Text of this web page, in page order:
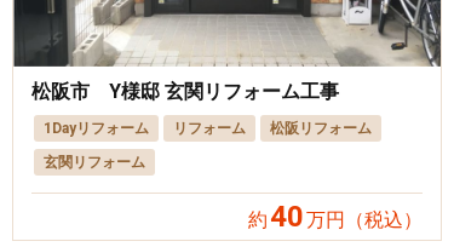
松阪市 Y様邸 玄関リフォーム工事
1Dayリフォーム リフォーム
松阪リフォーム
玄関リフォーム
約40万円（税込）